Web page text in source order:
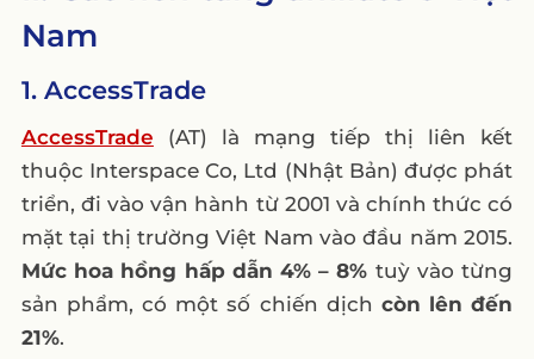
Nam
1. AccessTrade
AccessTrade (AT) là mạng tiếp thị liên kết
thuộc Interspace Co, Ltd (Nhật Bản) được phát
triển, đi vào vận hành từ 2001 và chính thức có
mặt tại thị trường Việt Nam vào đầu năm 2015.
Mức hoa hồng hấp dẫn 4% – 8% tuỳ vào từng
sản phẩm, có một số chiến dịch còn lên đến
21%.